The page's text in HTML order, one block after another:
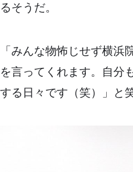
るそうだ。
「みんな物怖じせず横浜
を言ってくれます。自分
する日々です（笑）」と